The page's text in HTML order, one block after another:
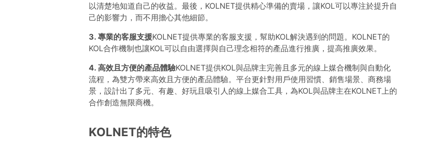
以清楚地知道自己的收益。最後，KOLNET提供精心準備的賣場，讓KOL可以專注於提升自
己的影響力，而不用擔心其他細節。
3. 專業的客服支援KOLNET提供專業的客服支援，幫助KOL解決遇到的問題。KOLNET的
KOL合作機制也讓KOL可以自由選擇與自己理念相符的產品進行推廣，提高推廣效果。
4. 高效且方便的產品體驗KOLNET提供KOL與品牌主完善且多元的線上媒合機制與自動化
流程，為雙方帶來高效且方便的產品體驗。平台更針對用戶使用習慣、銷售場景、商務場
景，設計出了多元、有趣、好玩且吸引人的線上媒合工具，為KOL與品牌主在KOLNET上的
合作創造無限商機。
KOLNET的特色